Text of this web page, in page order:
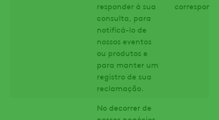
responder à sua
consulta, para
notificá-lo de
nossos eventos
ou produtos e
para manter um
registro de sua
reclamação.
No decorrer de